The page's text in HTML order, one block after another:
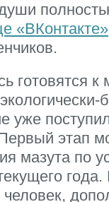
«ВКонтакте»
готовятся
уже
этап
мазута по
человек,